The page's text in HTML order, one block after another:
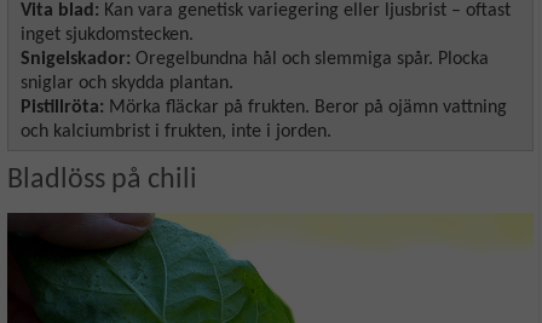
Vita blad: Kan vara genetisk variegering eller ljusbrist – oftast
inget sjukdomstecken.
Snigelskador: Oregelbundna hål och slemmiga spår. Plocka
sniglar och skydda plantan.
Pistillröta: Mörka fläckar på frukten. Beror på ojämn vattning
och kalciumbrist i frukten, inte i jorden.
Bladlöss på chili